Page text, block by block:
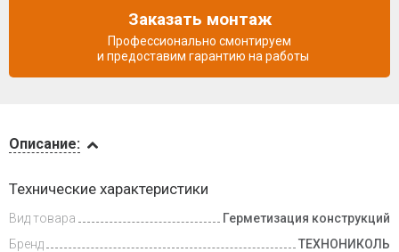
и оплата
Описание:
Технические характеристики
Вид товара
Герметизация конструкций
Бренд
ТЕХНОНИКОЛЬ
Заказать монтаж
Профессионально смонтируем
и предоставим гарантию на работы